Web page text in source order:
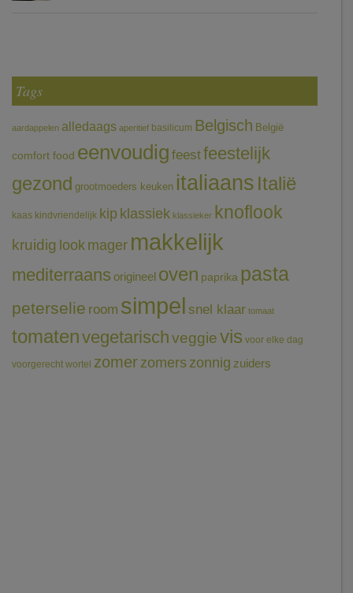
Tags
aardappelen alledaags aperitief basilicum Belgisch België
comfort food eenvoudig feestfeestelijk
gezond grootmoeders keuken italiaans Italië
kaas kindvriendelijk kip klassiek klassieker knoflook
kruidig look mager makkelijk
mediterraans origineel oven paprika pasta
peterselie room simpel snel klaar tomaat
tomatenvegetarischveggievis voor elke dag
voorgerecht wortel zomerzomerszonnig zuiders